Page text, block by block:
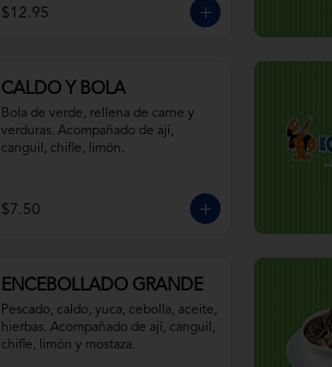
$12.95
CALDO Y BOLA
Bola de verde, rellena de carne y
verduras. Acompañado de ají,
canguil, chifle, limón.
$7.50
ENCEBOLLADO GRANDE
Pescado, caldo, yuca, cebolla, aceite,
hierbas. Acompañado de ají, canguil,
chifle, limón y mostaza.